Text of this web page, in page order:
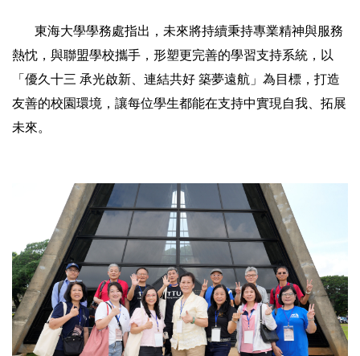
東海大學學務處指出，未來將持續秉持專業精神與服務
熱忱，與聯盟學校攜手，形塑更完善的學習支持系統，以
「優久十三 承光啟新、連結共好 築夢遠航」為目標，打造
友善的校園環境，讓每位學生都能在支持中實現自我、拓展
未來。